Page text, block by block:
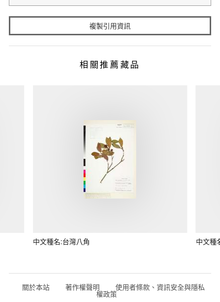
複製引用資訊
相關推薦藏品
中文種名:台灣八角 中文種
關於本站 著作權聲明 使用者條款、資訊安全與隱私
權政策